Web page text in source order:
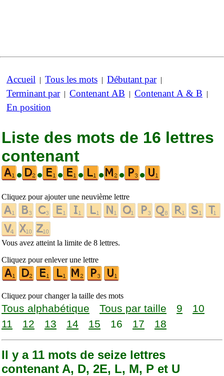
Accueil | Tous les mots | Débutant par|
Terminant par| Contenant AB | Contenant A & B |
En position
Liste des mots de 16 lettres
contenant
•
• • • • • •
Cliquez pour ajouter une neuvième lettre
Vous avez atteint la limite de 8 lettres.
Cliquez pour enlever une lettre
Cliquez pour changer la taille des mots
Tous alphabétique Tous par taille 9
10
11
12 13 14 15 16 17 18
Il y a 11 mots de seize lettres
contenant A, D, 2E, L, M, P et U